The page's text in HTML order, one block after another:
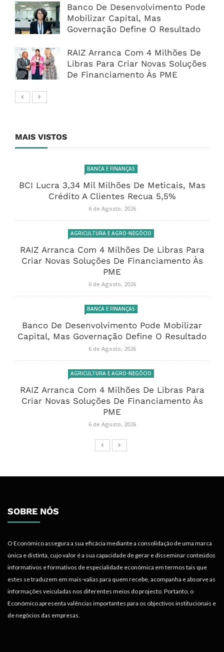
Banco De Desenvolvimento Pode
Mobilizar Capital, Mas
Governação Define O Resultado
RAIZ Arranca Com 4 Milhões De
Libras Para Criar Novas Soluções
De Financiamento Às PME
MAIS VISTOS
BANCA E FINANÇAS
BCI Lucra 3,34 Mil Milhões De Meticais, Mas
Crédito A Clientes Recua 5,5%
6 de Agosto, 2026
AGRICULTURA E AGRO-NEGÓCIO
RAIZ Arranca Com 4 Milhões De Libras Para
Criar Novas Soluções De Financiamento Às
PME
6 de Agosto, 2026
BANCA E FINANÇAS
Banco De Desenvolvimento Pode Mobilizar
Capital, Mas Governação Define O Resultado
6 de Agosto, 2026
AGRICULTURA E AGRO-NEGÓCIO
RAIZ Arranca Com 4 Milhões De Libras Para
Criar Novas Soluções De Financiamento Às
PME
6 de Agosto, 2026
SOBRE NÓS
O Económico assegura a sua eficácia mediante a consolidação de uma marca
única e distinta, cujo valor é a sua capacidade de gerar e disseminar conteúdos
informativos e formativos de especialidade económica em termos tais que
estes se traduzem em mais-valias para quem recebe, acompanha e absorve as
informações veiculadas nos diferentes meios do projecto. Portanto, o
Económico apresenta valências importantes para os objectivos institucionais e
de negócios das empresas.